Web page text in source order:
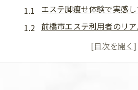
エステ脚瘦せ体験で実感
前橋市エステ利用者のリ
エステで脚痩せ効果を得